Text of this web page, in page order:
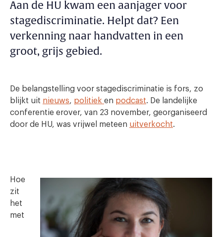
Aan de HU kwam een aanjager voor
stagediscriminatie. Helpt dat? Een
verkenning naar handvatten in een
groot, grijs gebied.
De belangstelling voor stagediscriminatie is fors, zo
blijkt uit nieuws, politiek en podcast. De landelijke
conferentie erover, van 23 november, georganiseerd
door de HU, was vrijwel meteen uitverkocht.
Hoe
zit
het
met